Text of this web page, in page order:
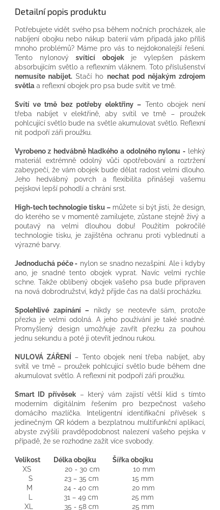
Detailní popis produktu
Potřebujete vidět svého psa během nočních procházek, ale
nabíjení obojku nebo nákup baterií vám připadá jako příliš
mnoho problémů? Máme pro vás to nejdokonalejší řešení.
Tento nylonový svítící obojekje vylepšen páskem
absorbujícím světlo a reflexním vláknem. Toto příslušenství
nemusíte nabíjet. Stačí ho nechat pod nějakým zdrojem
světla a reflexní obojek pro psa bude svítit ve tmě.
Svítí ve tmě bez potřeby elektřiny – Tento obojek není
třeba nabíjet v elektřině, aby svítil ve tmě – proužek
pohlcující světlo bude na světle akumulovat světlo. Reflexní
nit podpoří záři proužku.
Vyrobeno z hedvábně hladkého a odolného nylonu - lehký
materiál extrémně odolný vůči opotřebování a roztržení
zabeypečí, že vám obojek bude dělat radost velmi dlouho.
Jeho hedvábný povrch a flexibilita přinášejí vašemu
pejskovi lepší pohodlí a chrání srst.
High-tech technologie tisku – můžete si být jisti, že design,
do kterého se v momentě zamilujete, zůstane stejně živý a
poutavý na velmi dlouhou dobu! Použitím pokročilé
technologie tisku, je zajištěna ochranu proti vyblednutí a
výrazné barvy.
Jednoduchá péče - nylon se snadno nezašpiní. Ale i kdyby
ano, je snadné tento obojek vyprat. Navíc velmi rychle
schne. Takže oblíbený obojek vašeho psa bude připraven
na nová dobrodružství, když přijde čas na další procházku.
Spolehlivé zapínání – nikdy se neotevře sám, protože
přezka je velmi odolná. A jeho používání je také snadné.
Promyšlený design umožňuje zavřít přezku za pouhou
jednu sekundu a poté ji otevřít jednou rukou.
NULOVÁ ZÁŘENÍ
– Tento obojek není třeba nabíjet, aby
svítil ve tmě – proužek pohlcující světlo bude během dne
akumulovat světlo. A reflexní nit podpoří záři proužku.
Smart ID přívěsek – který vám zajistí větší klid s tímto
moderním digitálním řešením pro bezpečnost vašeho
domácího mazlíčka. Inteligentní identifikační přívěsek s
jedinečným QR kódem a bezplatnou multifunkční aplikací,
abyste zvýšili pravděpodobnost nalezení vašeho pejska v
případě, že se rozhodne zažít více svobody.
Velikost
Délka obojku Šířka obojku
XS 20 - 30 cm 10 mm
S 23 – 35 cm 15 mm
M 24 - 40 cm 20 mm
L 31 – 49 cm 25 mm
XL 35 - 58 cm 25 mm